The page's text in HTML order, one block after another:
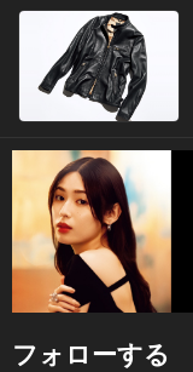
フォローする